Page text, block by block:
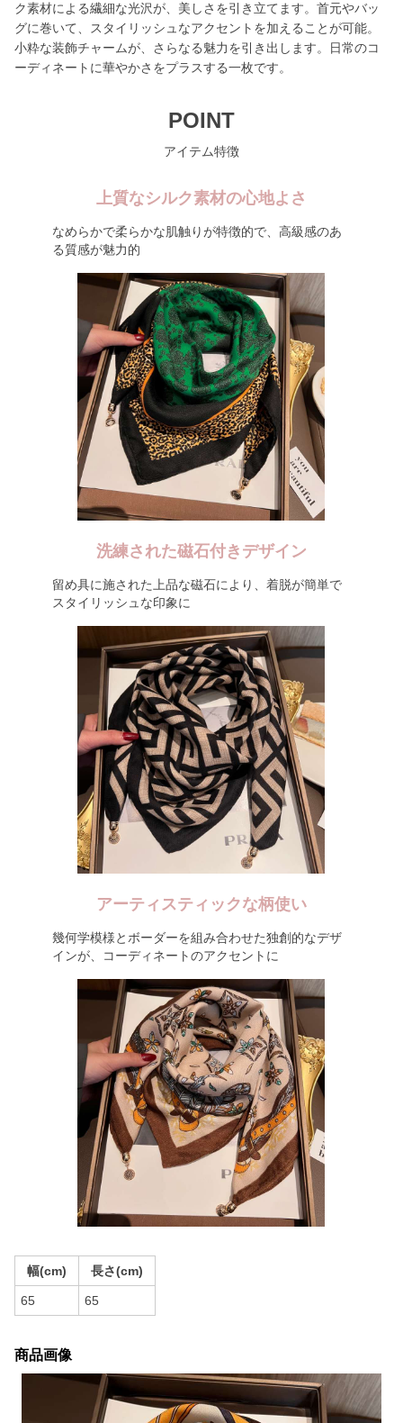
ク素材による繊細な光沢が、美しさを引き立てます。首元やバッ
グに巻いて、スタイリッシュなアクセントを加えることが可能。
小粋な装飾チャームが、さらなる魅力を引き出します。日常のコ
ーディネートに華やかさをプラスする一枚です。
POINT
アイテム特徴
上質なシルク素材の心地よさ
なめらかで柔らかな肌触りが特徴的で、高級感のあ
る質感が魅力的
洗練された磁石付きデザイン
留め具に施された上品な磁石により、着脱が簡単で
スタイリッシュな印象に
アーティスティックな柄使い
幾何学模様とボーダーを組み合わせた独創的なデザ
インが、コーディネートのアクセントに
幅(cm) 長さ(cm)
65 65
商品画像